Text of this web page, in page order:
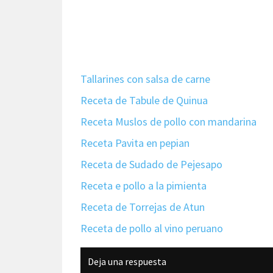
Tallarines con salsa de carne
Receta de Tabule de Quinua
Receta Muslos de pollo con mandarina
Receta Pavita en pepian
Receta de Sudado de Pejesapo
Receta e pollo a la pimienta
Receta de Torrejas de Atun
Receta de pollo al vino peruano
Interacciones
Deja una respuesta